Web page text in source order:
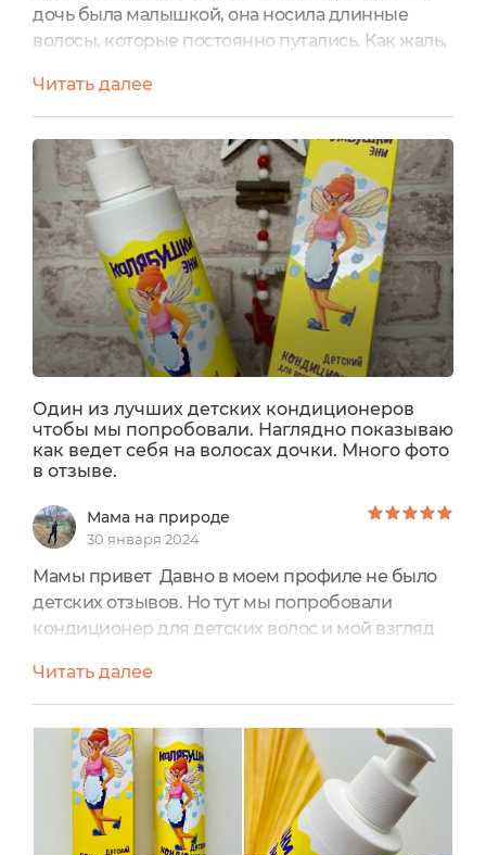
дочь была малышкой, она носила длинные
волосы, которые постоянно путались. Как жаль,
кондиционера, как Калябушки Эни.Сейчас у
дочери короткие волосы, но я заметила, что без
использования кондиционера они становятся
жёсткими и плохо укладываются. Поэтому и
сейчас Калябушки нам пригодились. С этой
линейкой я уже...
Читать далее
Один из лучших детских кондиционеров
чтобы мы попробовали. Наглядно показываю
как ведет себя на волосах дочки. Много фото
в отзыве.
Мама на природе
30 января 2024
Мамы привет Давно в моем профиле не было
детских отзывов. Но тут мы попробовали
кондиционер для детских волос и мой взгляд
перевернулся. Сразу скажу, что мы
перепробовали довольно большое количество
детских кондиционеров для волос, в том числе
и натуральных. И не от одного из них я не
видела прям какогото супер эффекта, такого,
чтобы было желание его повторить...
Читать далее